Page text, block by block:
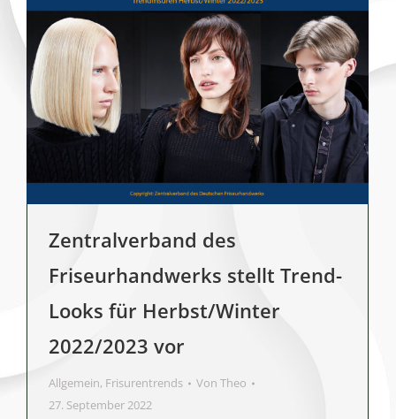
Zentralverband des
Friseurhandwerks stellt Trend-
Looks für Herbst/Winter
2022/2023 vor
Allgemein, Frisurentrends Von Theo
27. September 2022